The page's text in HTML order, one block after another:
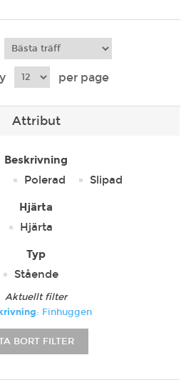
per page
Attribut
Beskrivning
Polerad Slipad
Hjärta
Hjärta
Typ
Stående
Aktuellt filter
: Finhuggen
BORT FILTER